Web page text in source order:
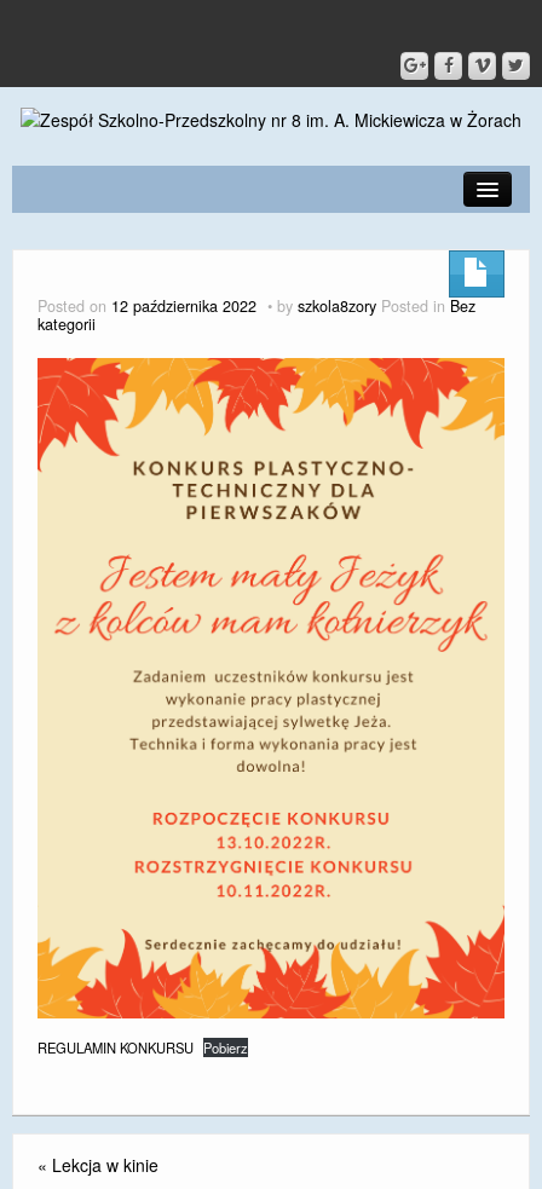
KONTAKT
DLA RODZICÓW I UCZNIÓW
DLA PRACOWNIKÓW
DOSTĘPNOŚĆ
POLITYKA PRYWATNOŚCI
EGZAMIN ÓSMOKLASISTY
STANDARDY OCHRONY MAŁOLETNICH
PROJEKT ,,SZKOŁY Z JAKOŚCIĄ – ROZWÓJ
KSZTAŁCENIA OGÓLNEGO NA TERENIE MIASTA
mLegitymacja
Posted on 12 października 2022 by szkola8zory Posted in Bez
kategorii
REGULAMIN KONKURSU Pobierz
« Lekcja w kinie